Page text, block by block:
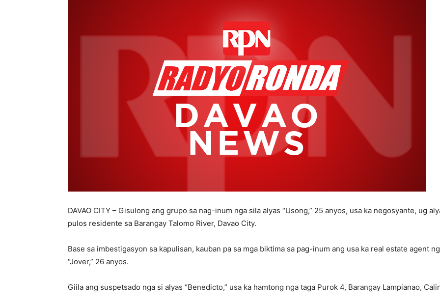
DAVAO CITY – Gisulong ang grupo sa nag-inum nga sila alyas “Usong,” 25 anyos, usa ka negosyante, ug
pulos residente sa Barangay Talomo River, Davao City.
Base sa imbestigasyon sa kapulisan, kauban pa sa mga biktima sa pag-inum ang usa ka real estate agent
“Jover,” 26 anyos.
Giila ang suspetsado nga si alyas “Benedicto,” usa ka hamtong nga taga Purok 4, Barangay Lampianao,